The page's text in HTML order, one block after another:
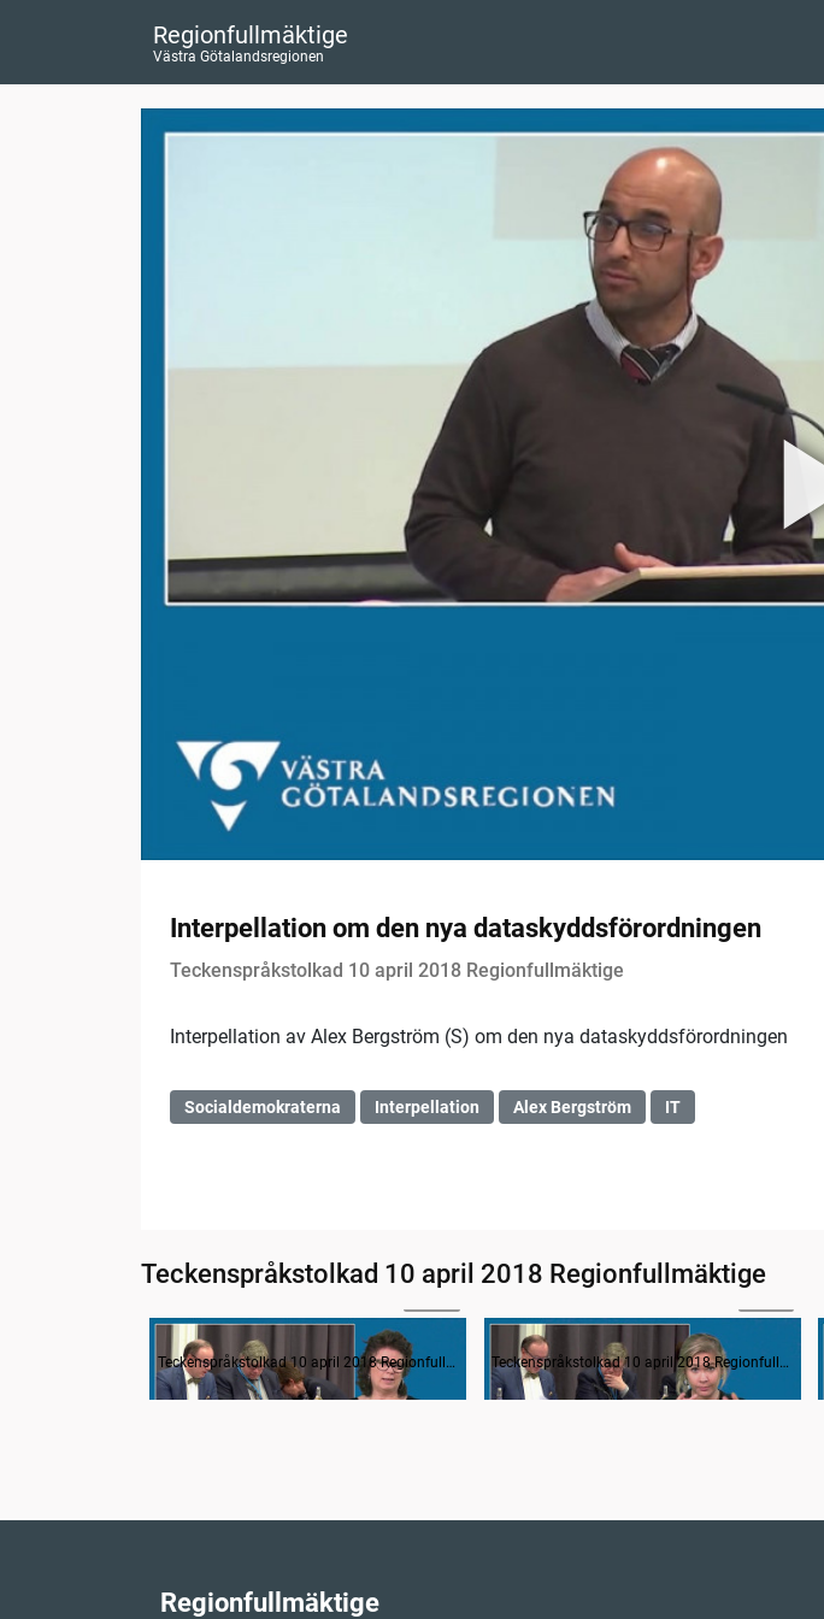
Regionfullmäktige
Västra Götalandsregionen
Interpellation om den nya dataskyddsförordningen
Teckenspråkstolkad 10 april 2018 Regionfullmäktige
Interpellation av Alex Bergström (S) om den nya dataskyddsförordningen
Socialdemokraterna Interpellation Alex Bergström IT
Teckenspråkstolkad 10 april 2018 Regionfullmäktige
Inledande formalia
Teckenspråkstolkad 10 april 2018 Regionfullmäktige Teckenspråkstolkad 10 april 2018 Regionfullmäktige
Regionfullmäktige